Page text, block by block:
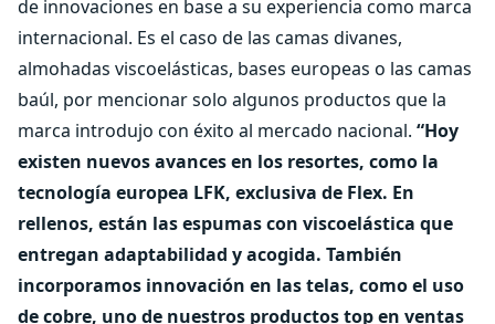
de innovaciones en base a su experiencia como marca
internacional. Es el caso de las camas divanes,
almohadas viscoelásticas, bases europeas o las camas
baúl, por mencionar solo algunos productos que la
marca introdujo con éxito al mercado nacional. “Hoy
existen nuevos avances en los resortes, como la
tecnología europea LFK, exclusiva de Flex. En
rellenos, están las espumas con viscoelástica que
entregan adaptabilidad y acogida. También
incorporamos innovación en las telas, como el uso
de cobre, uno de nuestros productos top en ventas